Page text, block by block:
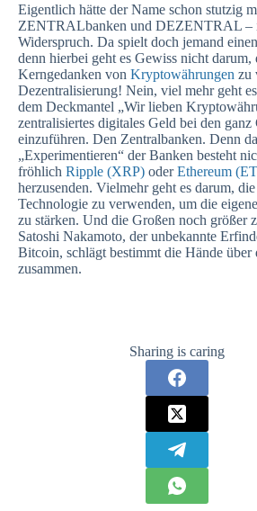
Eigentlich hätte der Name schon stutzig
ZENTRALbanken und DEZENTRAL –
Widerspruch. Da spielt doch jemand
denn hierbei geht es Gewiss nicht darum,
Kerngedanken von Kryptowährungen zu
Dezentralisierung! Nein, viel mehr geht
dem Deckmantel „Wir lieben
zentralisiertes digitales Geld bei den ganz
einzuführen. Den Zentralbanken. Denn
„Experimentieren“ der Banken besteht
fröhlich Ripple (XRP) oderEthereum
herzusenden. Vielmehr geht es darum,
Technologie zu verwenden, um die
zu stärken. Und die Großen noch größer
Satoshi Nakamoto, der unbekannte
Bitcoin, schlägt bestimmt die Hände
zusammen.
Sharing is caring